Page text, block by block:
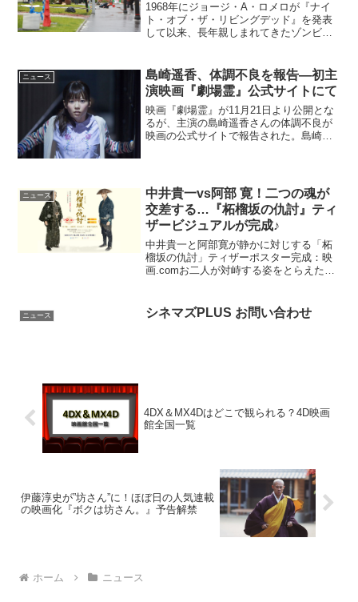
1968年にジョージ・A・ロメロが『ナイ
ト・オブ・ザ・リビングデッド』を発表
して以来、長年親しまれてきたゾンビ映
それらの作品を見渡してみると、ただ単
にゾンビものであるだけ...
ニュース
島崎遥香、体調不良を報告―初主
演映画『劇場霊』公式サイトにて
映画『劇場霊』が11月21日より公開とな
るが、主演の島崎遥香さんの体調不良が
映画の公式サイトで報告された。島崎遥
通り。映画『劇場霊』...
ニュース
中井貴一vs阿部 寛！二つの魂が
交差する…『柘榴坂の仇討』ティ
ザービジュアルが完成♪
中井貴一と阿部寛が静かに対じする「柘
榴坂の仇討」ティザーポスター完成：映
画.comお二人が対峙する姿をとらえたテ
ィザービジュアルは、リニューアルオー
プンした公式サイト...
ニュース シネマズPLUS お問い合わせ
4DX＆MX4Dはどこで観られる？4D映画
館全国一覧
伊藤淳史が”坊さん”に！ほぼ日の人気連載
の映画化『ボクは坊さん。』予告解禁
ホーム ニュース